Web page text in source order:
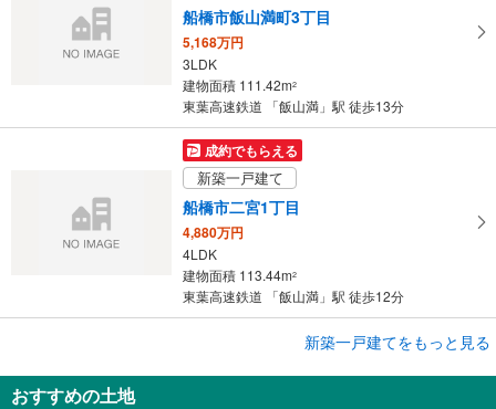
船橋市飯山満町3丁目
5,168万円
3LDK
建物面積 111.42m2
東葉高速鉄道 「飯山満」駅 徒歩13分
成約でもらえる
新築一戸建て
船橋市二宮1丁目
4,880万円
4LDK
建物面積 113.44m2
東葉高速鉄道 「飯山満」駅 徒歩12分
新築一戸建てをもっと見る
おすすめの土地